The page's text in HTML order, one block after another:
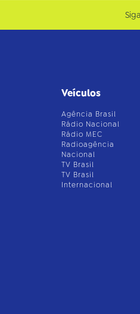
Veículos
Agência Brasil
Rádio Nacional
Rádio MEC
Radioagência
Nacional
TV Brasil
TV Brasil
Internacional